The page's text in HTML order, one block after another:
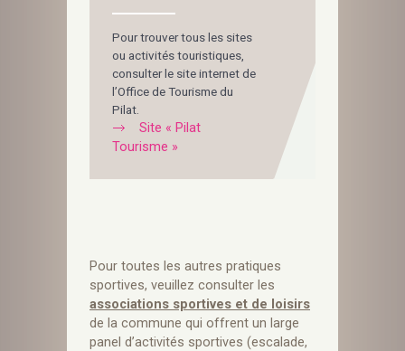
Pour trouver tous les sites
ou activités touristiques,
consulter le site internet de
l’Office de Tourisme du
Pilat.
Site « Pilat
Tourisme »
Pour toutes les autres pratiques
sportives, veuillez consulter les
associations sportives et de loisirs
de la commune qui offrent un large
panel d’activités sportives (escalade,